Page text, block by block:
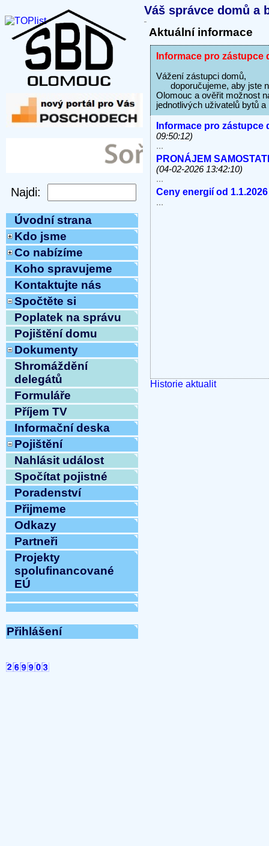
Úvodní strana
Kdo jsme
Co nabízíme
Koho spravujeme
Kontaktujte nás
Spočtěte si
Poplatek na správu
Pojištění domu
Dokumenty
Shromáždění
delegátů
Formuláře
Příjem TV
Informační deska
Pojištění
Nahlásit událost
Spočítat pojistné
Poradenství
Přijmeme
Odkazy
Partneři
Projekty
spolufinancované
EÚ
Přihlášení
Váš správce domů a
Aktuální informace
Informace pro
Vážení zástupci domů,
doporučujeme, aby jste
Olomouc a ověřit možnost
jednotlivých uživatelů bytů
Informace pro
09:50:12)
...
PRONÁJEM
(04-02-2026 13:42:10)
...
Ceny energií od 1.1.2026
...
Historie aktualit